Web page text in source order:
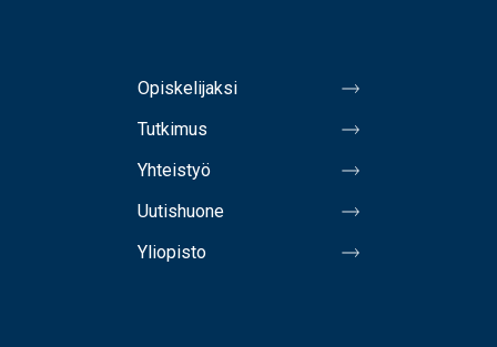
Opiskelijaksi
Tutkimus
Yhteistyö
Uutishuone
Yliopisto